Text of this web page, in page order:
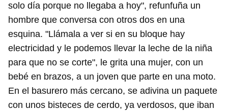
solo día porque no llegaba a hoy", refunfuña un
hombre que conversa con otros dos en una
esquina. "Llámala a ver si en su bloque hay
electricidad y le podemos llevar la leche de la niña
para que no se corte", le grita una mujer, con un
bebé en brazos, a un joven que parte en una moto.
En el basurero más cercano, se adivina un paquete
con unos bisteces de cerdo, ya verdosos, que iban